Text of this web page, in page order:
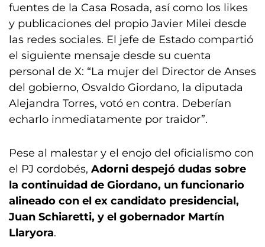
fuentes de la Casa Rosada, así como los likes
y publicaciones del propio Javier Milei desde
las redes sociales. El jefe de Estado compartió
el siguiente mensaje desde su cuenta
personal de X: “La mujer del Director de Anses
del gobierno, Osvaldo Giordano, la diputada
Alejandra Torres, votó en contra. Deberían
echarlo inmediatamente por traidor”.
Pese al malestar y el enojo del oficialismo con
el PJ cordobés, Adorni despejó dudas sobre
la continuidad de Giordano, un funcionario
alineado con el ex candidato presidencial,
Juan Schiaretti, y el gobernador Martín
Llaryora.